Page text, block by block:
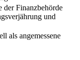
der Finanzbehörde
und
als angemessene